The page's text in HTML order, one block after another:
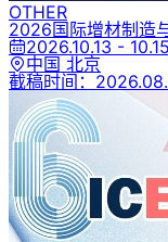
OTHER
2026国际增材制造
2026.10.13 - 10.15
中国 北京
截稿时间：